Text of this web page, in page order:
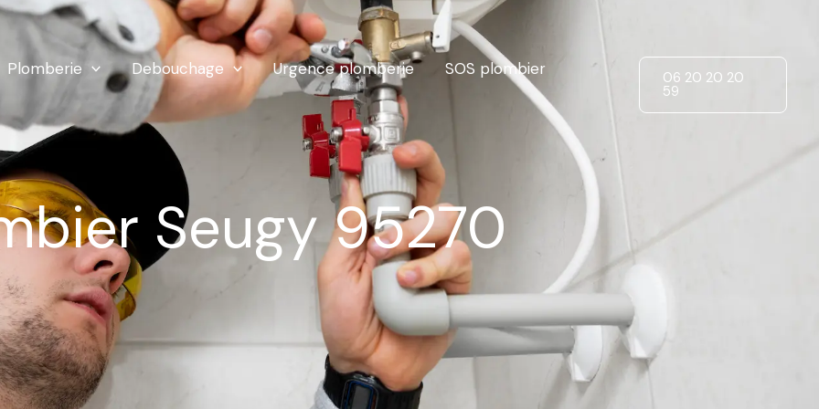
Plomberie Debouchage Urgence plomberie
SOS plombier
06 20 20 20
59
Seugy 95270